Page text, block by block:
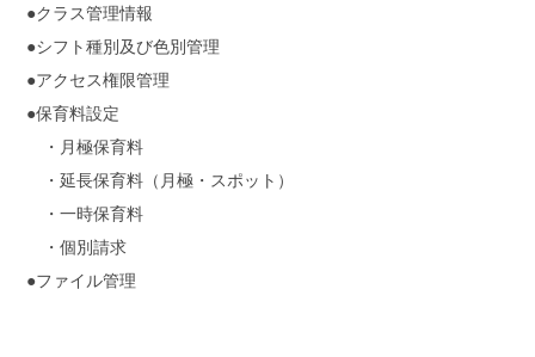
●クラス管理情報
●シフト種別及び色別管理
●アクセス権限管理
●保育料設定
・月極保育料
・延長保育料（月極・スポット）
・一時保育料
・個別請求
●ファイル管理